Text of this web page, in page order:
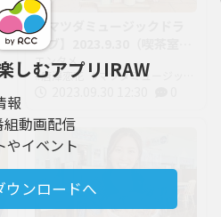
しむアプリIRAW
報
組動画配信
やイベント
ウンロードへ
【マツダミュージックドラ
イブ】2023.9.30（喫茶室
&deli かねしょう）
エンタメ
唐澤恋花
マツダミュージック